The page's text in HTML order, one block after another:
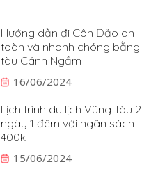
Hướng dẫn đi Côn Đảo an
toàn và nhanh chóng bằng
tàu Cánh Ngầm
16/06/2024
Lịch trình du lịch Vũng Tàu 2
ngày 1 đêm với ngân sách
400k
15/06/2024